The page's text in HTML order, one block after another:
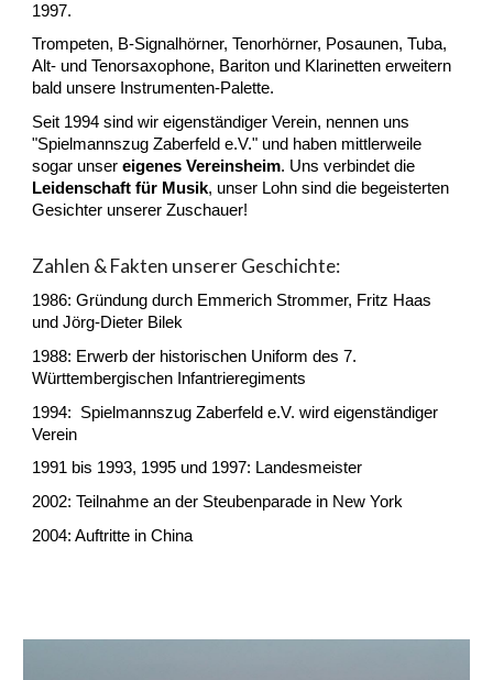
1997.
Trompeten, B-Signalhörner, Tenorhörner, Posaunen, Tuba,
Alt- und Tenorsaxophone, Bariton und Klarinetten erweitern
bald unsere Instrumenten-Palette.
Seit 1994 sind wir eigenständiger Verein, nennen uns
"Spielmannszug Zaberfeld e.V." und haben mittlerweile
sogar unsereigenes Vereinsheim. Uns verbindet die
Leidenschaft für Musik, unser Lohn sind die begeisterten
Gesichter unserer Zuschauer!
Zahlen & Fakten unserer Geschichte:
1986: Gründung durch Emmerich Strommer, Fritz Haas
und Jörg-Dieter Bilek
1988: Erwerb der historischen Uniform des 7.
Württembergischen Infantrieregiments
1994: Spielmannszug Zaberfeld e.V. wird eigenständiger
Verein
1991 bis 1993, 1995 und 1997: Landesmeister
2002: Teilnahme an der Steubenparade in New York
2004: Auftritte in China